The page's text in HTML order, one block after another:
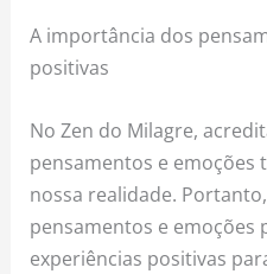
A importância dos
positivas
No Zen do Milagre,
pensamentos e emoções
nossa realidade.
pensamentos e emoções
experiências positivas